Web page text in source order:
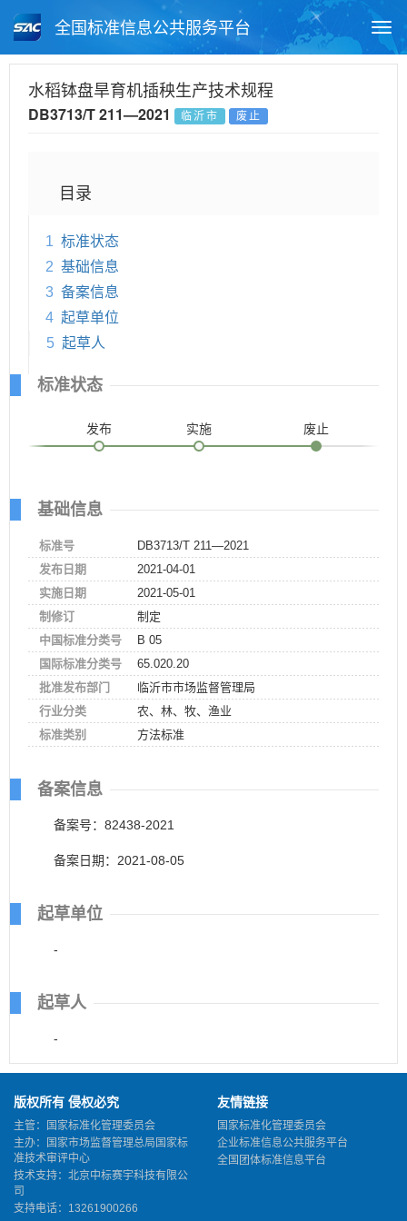
全国标准信息公共服务平台
月报查询 标准公告查询
水稻钵盘旱育机插秧生产技术规程
DB3713/T 211—2021 临沂市 废止
目录
1 标准状态
2 基础信息
3 备案信息
4 起草单位
5 起草人
标准状态
发布 实施 废止
基础信息
标准号
DB3713/T 211—2021
发布日期
2021-04-01
实施日期
2021-05-01
制修订
制定
中国标准分类号
B 05
国际标准分类号
65.020.20
批准发布部门
临沂市市场监督管理局
行业分类
农、林、牧、渔业
标准类别
方法标准
备案信息
备案号：82438-2021
备案日期：2021-08-05
起草单位
-
起草人
-
版权所有 侵权必究
主管：国家标准化管理委员会
主办：国家市场监督管理总局国家标
准技术审评中心
技术支持：北京中标赛宇科技有限公
司
支持电话：13261900266
友情链接
国家标准化管理委员会
企业标准信息公共服务平台
全国团体标准信息平台